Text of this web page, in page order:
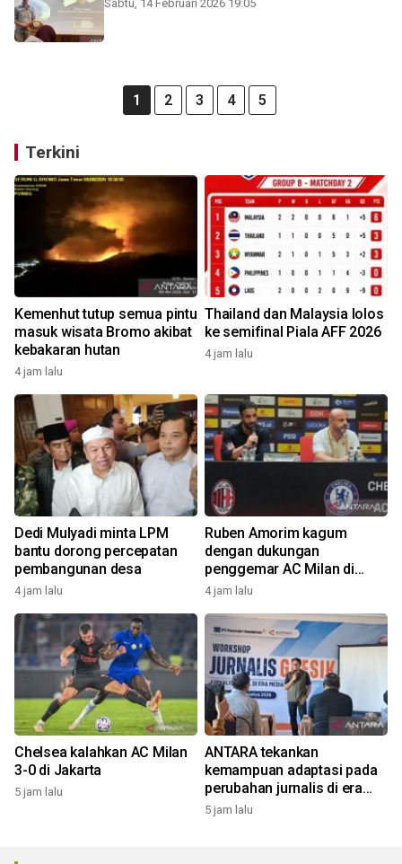
Sabtu, 14 Februari 2026 19:05
1 2 3 4 5
Terkini
Kemenhut tutup semua pintu
masuk wisata Bromo akibat
kebakaran hutan
4 jam lalu
Thailand dan Malaysia lolos
ke semifinal Piala AFF 2026
4 jam lalu
Dedi Mulyadi minta LPM
bantu dorong percepatan
pembangunan desa
4 jam lalu
Ruben Amorim kagum
dengan dukungan
penggemar AC Milan di
Indonesia
4 jam lalu
Chelsea kalahkan AC Milan
3-0 di Jakarta
5 jam lalu
ANTARA tekankan
kemampuan adaptasi pada
perubahan jurnalis di era
digital
5 jam lalu